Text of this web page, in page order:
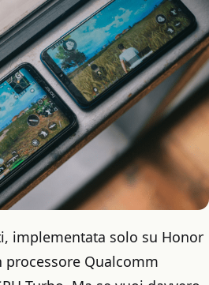
implementata solo su Honor
processore Qualcomm